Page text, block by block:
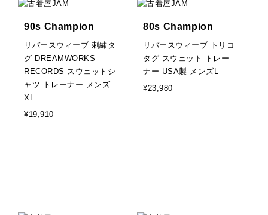
90s Champion
リバースウィーブ 刺繍タ
グ DREAMWORKS
RECORDS スウェットシ
ャツ トレーナー メンズ
XL
¥19,910
80s Champion
リバースウィーブ トリコ
タグ スウェット トレー
ナー USA製 メンズL
¥23,980